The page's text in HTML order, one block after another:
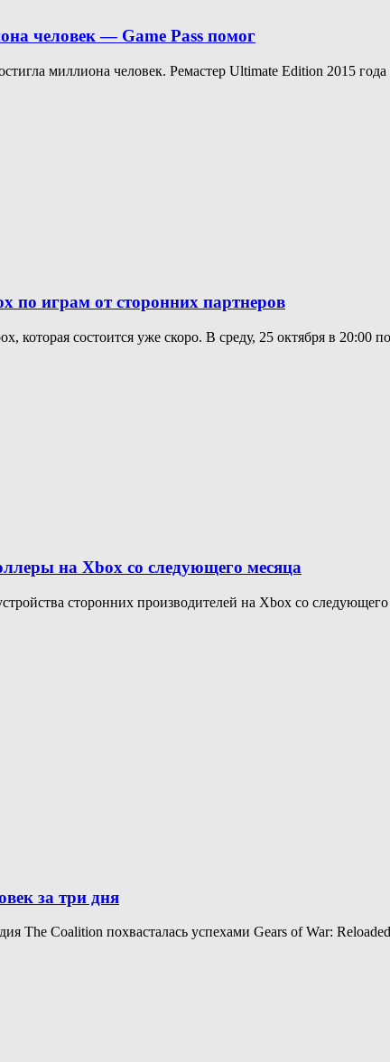
человек — Game Pass помог
миллиона человек. Ремастер Ultimate Edition 2015
по играм от сторонних партнеров
которая состоится уже скоро. В среду, 25 октября в 20:00
на Xbox со следующего месяца
сторонних производителей на Xbox со
за три дня
The Coalition похвасталась успехами Gears of War: